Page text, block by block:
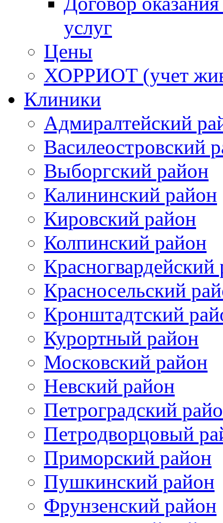
услуг
Цены
ХОРРИОТ (учет
Клиники
Адмиралтейский
Василеостровский
Выборгский район
Калининский район
Кировский район
Колпинский район
Красногвардейский
Красносельский
Кронштадтский
Курортный район
Московский район
Невский район
Петроградский
Петродворцовый
Приморский район
Пушкинский район
Фрунзенский район